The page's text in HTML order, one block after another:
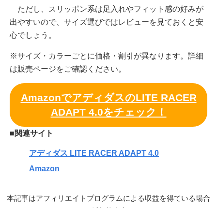
ただし、スリッポン系は足入れやフィット感の好みが
出やすいので、サイズ選びではレビューを見ておくと安
心でしょう。
※サイズ・カラーごとに価格・割引が異なります。詳細
は販売ページをご確認ください。
AmazonでアディダスのLITE RACER
ADAPT 4.0をチェック！
■関連サイト
アディダス LITE RACER ADAPT 4.0
Amazon
本記事はアフィリエイトプログラムによる収益を得ている場合